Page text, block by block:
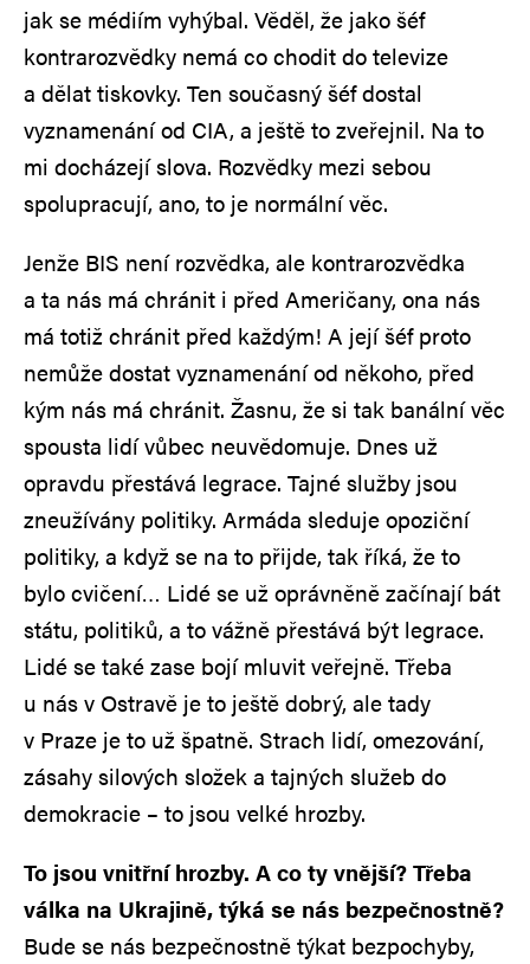
jak se médiím vyhýbal. Věděl, že jako šéf
kontrarozvědky nemá co chodit do televize
a dělat tiskovky. Ten současný šéf dostal
vyznamenání od CIA, a ještě to zveřejnil. Na to
mi docházejí slova. Rozvědky mezi sebou
spolupracují, ano, to je normální věc.
Jenže BIS není rozvědka, ale kontrarozvědka
a ta nás má chránit i před Američany, ona nás
má totiž chránit před každým! A její šéf proto
nemůže dostat vyznamenání od někoho, před
kým nás má chránit. Žasnu, že si tak banální věc
spousta lidí vůbec neuvědomuje. Dnes už
opravdu přestává legrace. Tajné služby jsou
zneužívány politiky. Armáda sleduje opoziční
politiky, a když se na to přijde, tak říká, že to
bylo cvičení… Lidé se už oprávněně začínají bát
státu, politiků, a to vážně přestává být legrace.
Lidé se také zase bojí mluvit veřejně. Třeba
u nás v Ostravě je to ještě dobrý, ale tady
v Praze je to už špatně. Strach lidí, omezování,
zásahy silových složek a tajných služeb do
demokracie – to jsou velké hrozby.
To jsou vnitřní hrozby. A co ty vnější? Třeba
válka na Ukrajině, týká se nás bezpečnostně?
Bude se nás bezpečnostně týkat bezpochyby,